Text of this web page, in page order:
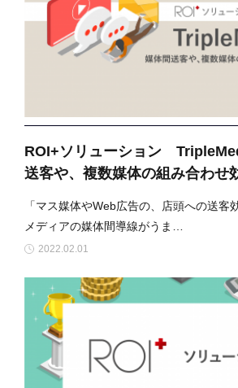
ROI+ソリューション
送客や、複数媒体の組み合わせ
「マス媒体やWeb広告の、店頭への送客
メディアの媒体間導線がうま…
2022.02.01